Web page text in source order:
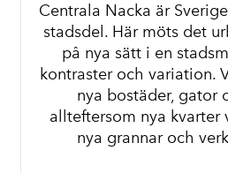
Centrala Nacka är
stadsdel. Här möts det
på nya sätt i en
kontraster och variation.
nya bostäder, gator
allteftersom nya kvarter
nya grannar och